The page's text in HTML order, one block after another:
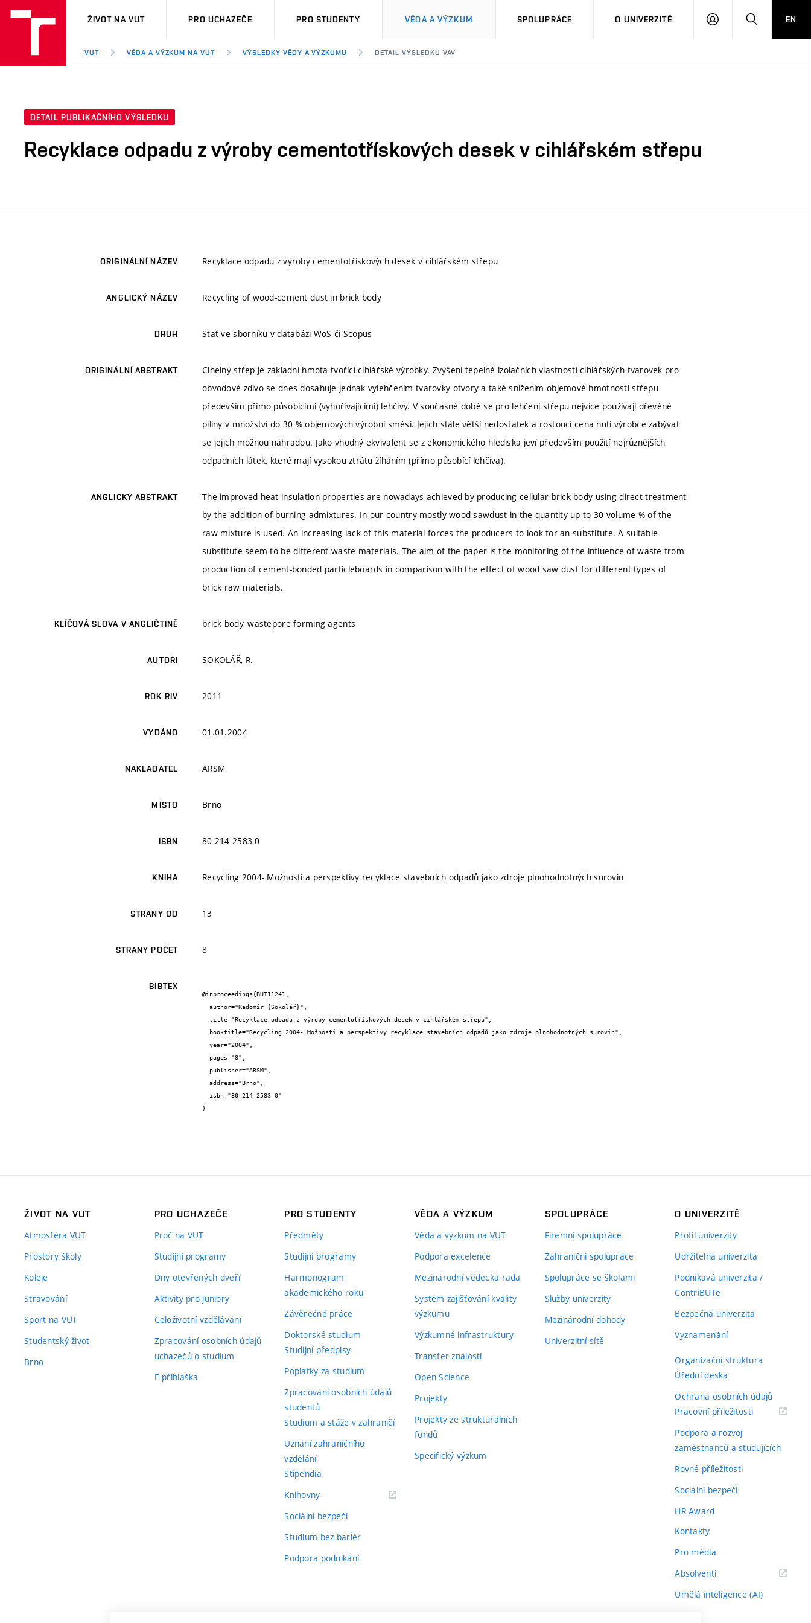
VUT
ŽIVOT NA VUT PRO UCHAZEČE PRO STUDENTY VĚDA A VÝZKUM SPOLUPRÁCE O UNIVERZITĚ
PŘIHLÁSIT HLEDATEN
VUT VĚDA A VÝZKUM NA VUT VÝSLEDKY VĚDY A VÝZKUMU DETAIL VÝSLEDKU VAV
DETAIL PUBLIKAČNÍHO VÝSLEDKU
Recyklace odpadu z výroby cementotřískových desek v cihlářském střepu
ORIGINÁLNÍ NÁZEV Recyklace odpadu z výroby cementotřískových desek v cihlářském střepu
ANGLICKÝ NÁZEV Recycling of wood-cement dust in brick body
DRUH Stať ve sborníku v databázi WoS či Scopus
ORIGINÁLNÍ ABSTRAKT
Cihelný střep je základní hmota tvořící cihlářské výrobky. Zvýšení tepelně izolačních vlastností cihlářských tvarovek pro
obvodové zdivo se dnes dosahuje jednak vylehčením tvarovky otvory a také snížením objemové hmotnosti střepu
především přímo působícími (vyhořívajícími) lehčivy. V současné době se pro lehčení střepu nejvíce používají dřevěné
piliny v množství do 30 % objemových výrobní směsi. Jejich stále větší nedostatek a rostoucí cena nutí výrobce zabývat
se jejich možnou náhradou. Jako vhodný ekvivalent se z ekonomického hlediska jeví především použití nejrůznějších
odpadních látek, které mají vysokou ztrátu žíháním (přímo působící lehčiva).
ANGLICKÝ ABSTRAKT
The improved heat insulation properties are nowadays achieved by producing cellular brick body using direct treatment
by the addition of burning admixtures. In our country mostly wood sawdust in the quantity up to 30 volume % of the
raw mixture is used. An increasing lack of this material forces the producers to look for an substitute. A suitable
substitute seem to be different waste materials. The aim of the paper is the monitoring of the influence of waste from
production of cement-bonded particleboards in comparison with the effect of wood saw dust for different types of
brick raw materials.
KLÍČOVÁ SLOVA V ANGLIČTINĚ brick body, wastepore forming agents
AUTOŘI SOKOLÁŘ, R.
ROK RIV 2011
VYDÁNO 01.01.2004
NAKLADATEL ARSM
MÍSTO Brno
ISBN 80-214-2583-0
KNIHA Recycling 2004- Možnosti a perspektivy recyklace stavebních odpadů jako zdroje plnohodnotných surovin
STRANY OD 13
STRANY POČET 8
BIBTEX
@inproceedings{BUT11241,
}
ŽIVOT NA VUT
Atmosféra VUT
Prostory školy
Koleje
Stravování
Sport na VUT
Studentský život
Brno
PRO UCHAZEČE
Proč na VUT
Studijní programy
Dny otevřených dveří
Aktivity pro juniory
Celoživotní vzdělávání
Zpracování osobních údajů
uchazečů o studium
E-přihláška
PRO STUDENTY
Předměty
Studijní programy
Harmonogram
akademického roku
Závěrečné práce
Doktorské studium
Studijní předpisy
Poplatky za studium
Zpracování osobních údajů
studentů
Studium a stáže v zahraničí
Uznání zahraničního
vzdělání
Stipendia
Knihovny(externí
Sociální bezpečí
Studium bez bariér
Podpora podnikání
VĚDA A VÝZKUM
Věda a výzkum na VUT
Podpora excelence
Mezinárodní vědecká rada
Systém zajišťování kvality
výzkumu
Výzkumné infrastruktury
Transfer znalostí
Open Science
Projekty
Projekty ze strukturálních
fondů
Specifický výzkum
SPOLUPRÁCE
Firemní spolupráce
Zahraniční spolupráce
Spolupráce se školami
Služby univerzity
Mezinárodní dohody
Univerzitní sítě
O UNIVERZITĚ
Profil univerzity
Udržitelná univerzita
Podnikavá univerzita /
ContriBUTe
Bezpečná univerzita
Vyznamenání
Organizační struktura
Úřední deska
Ochrana osobních údajů
Pracovní příležitosti(externí
Podpora a rozvoj
zaměstnanců a studujících
Rovné příležitosti
Sociální bezpečí
HR Award
Kontakty
Pro média
Absolventi(externí
Umělá inteligence (AI)